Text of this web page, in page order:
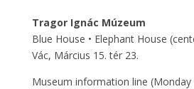
Tragor Ignác Múzeum
Blue House • Elephant House
Vác, Március 15. tér 23.
Museum information line (Monday